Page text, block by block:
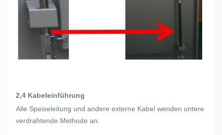
2,4 Kabeleinführung
Alle Speiseleitung und andere externe Kabel wenden untere
verdrahtende Methode an.